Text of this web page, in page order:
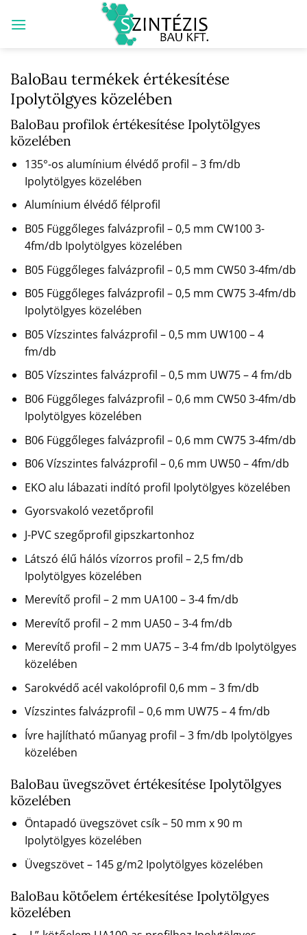
BaloBau termékek értékesítése
Ipolytölgyes közelében
BaloBau profilok értékesítése Ipolytölgyes
közelében
135°-os alumínium élvédő profil – 3 fm/db
Ipolytölgyes közelében
Alumínium élvédő félprofil
B05 Függőleges falvázprofil – 0,5 mm CW100 3-
4fm/db Ipolytölgyes közelében
B05 Függőleges falvázprofil – 0,5 mm CW50 3-4fm/db
B05 Függőleges falvázprofil – 0,5 mm CW75 3-4fm/db
Ipolytölgyes közelében
B05 Vízszintes falvázprofil – 0,5 mm UW100 – 4
fm/db
B05 Vízszintes falvázprofil – 0,5 mm UW75 – 4 fm/db
B06 Függőleges falvázprofil – 0,6 mm CW50 3-4fm/db
Ipolytölgyes közelében
B06 Függőleges falvázprofil – 0,6 mm CW75 3-4fm/db
B06 Vízszintes falvázprofil – 0,6 mm UW50 – 4fm/db
EKO alu lábazati indító profil Ipolytölgyes közelében
Gyorsvakoló vezetőprofil
J-PVC szegőprofil gipszkartonhoz
Látszó élű hálós vízorros profil – 2,5 fm/db
Ipolytölgyes közelében
Merevítő profil – 2 mm UA100 – 3-4 fm/db
Merevítő profil – 2 mm UA50 – 3-4 fm/db
Merevítő profil – 2 mm UA75 – 3-4 fm/db Ipolytölgyes
közelében
Sarokvédő acél vakolóprofil 0,6 mm – 3 fm/db
Vízszintes falvázprofil – 0,6 mm UW75 – 4 fm/db
Ívre hajlítható műanyag profil – 3 fm/db Ipolytölgyes
közelében
BaloBau üvegszövet értékesítése Ipolytölgyes
közelében
Öntapadó üvegszövet csík – 50 mm x 90 m
Ipolytölgyes közelében
Üvegszövet – 145 g/m2 Ipolytölgyes közelében
BaloBau kötőelem értékesítése Ipolytölgyes
közelében